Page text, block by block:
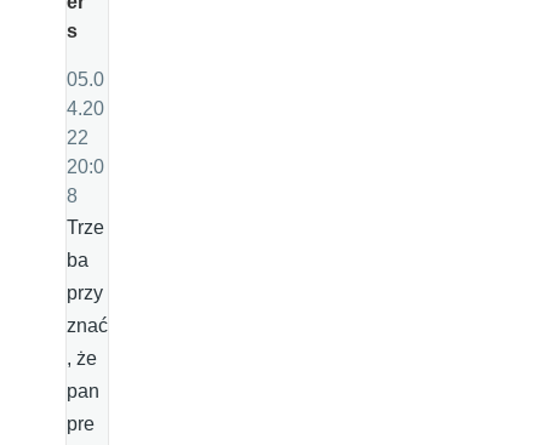
s
05.0
4.20
22
20:0
8
Trze
ba
przy
znać
, że
pan
pre